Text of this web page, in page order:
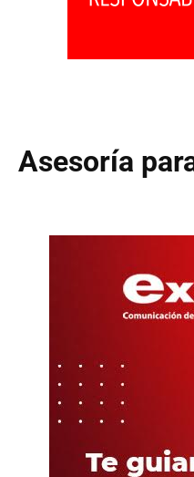
Asesoría